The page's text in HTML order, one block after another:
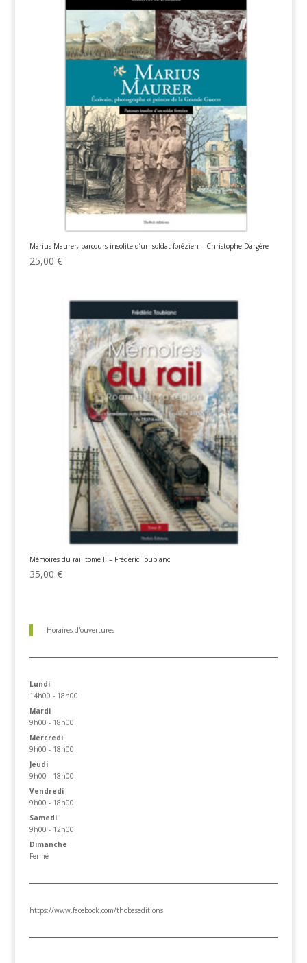
Marius Maurer, parcours insolite d’un soldat forézien – Christophe Dargère
25,00 €
Mémoires du rail tome II – Frédéric Toublanc
35,00 €
Horaires d'ouvertures
Lundi
14h00 - 18h00
Mardi
9h00 - 18h00
Mercredi
9h00 - 18h00
Jeudi
9h00 - 18h00
Vendredi
9h00 - 18h00
Samedi
9h00 - 12h00
Dimanche
Fermé
https://www.facebook.com/thobaseditions